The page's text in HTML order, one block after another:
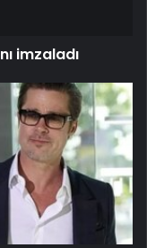
imzaladı